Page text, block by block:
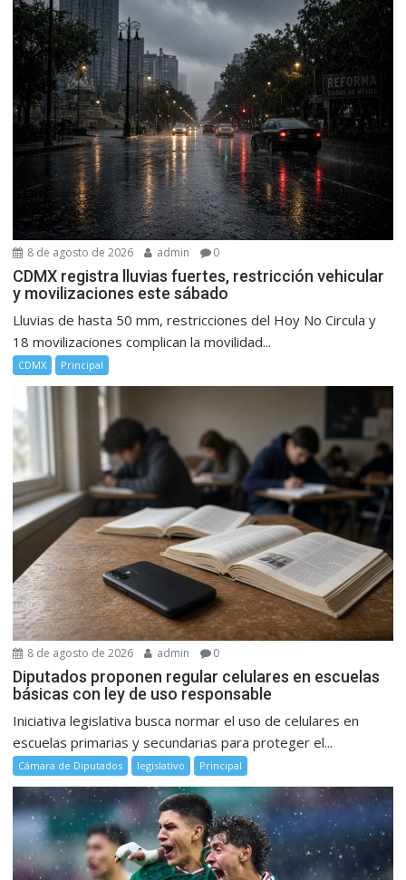
8 de agosto de 2026 admin 0
CDMX registra lluvias fuertes, restricción vehicular
y movilizaciones este sábado
Lluvias de hasta 50 mm, restricciones del Hoy No Circula y
18 movilizaciones complican la movilidad...
CDMX Principal
8 de agosto de 2026 admin 0
Diputados proponen regular celulares en escuelas
básicas con ley de uso responsable
Iniciativa legislativa busca normar el uso de celulares en
escuelas primarias y secundarias para proteger el...
Cámara de Diputados legislativo Principal